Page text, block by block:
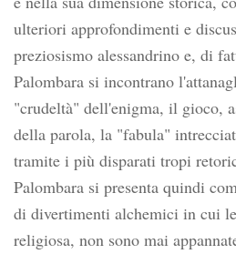
ulteriori approfondimenti e
preziosismo alessandrino e, di
Palombara si incontrano
"crudeltà" dell'enigma, il gioco,
della parola, la "fabula"
tramite i più disparati tropi
Palombara si presenta quindi
di divertimenti alchemici in cui
religiosa, non sono mai